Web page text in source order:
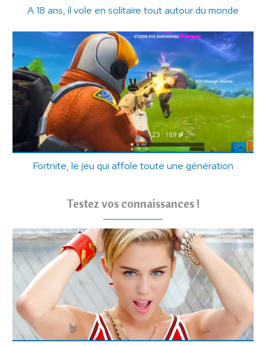
A 18 ans, il vole en solitaire tout autour du monde
Fortnite, le jeu qui affole toute une génération
Testez vos connaissances !